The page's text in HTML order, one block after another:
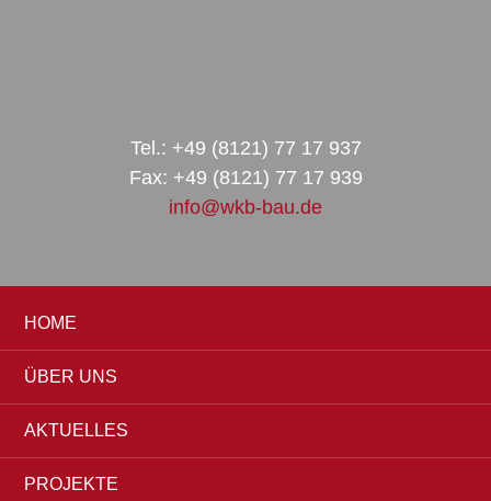
Tel.: +49 (8121) 77 17 937
Fax: +49 (8121) 77 17 939
info@wkb-bau.de
HOME
ÜBER UNS
AKTUELLES
PROJEKTE